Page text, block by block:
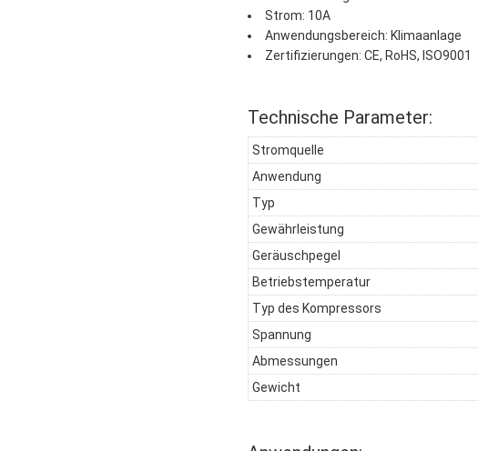
Strom: 10A
Anwendungsbereich: Klimaanlage
Zertifizierungen: CE, RoHS, ISO9001
Technische Parameter:
Stromquelle
Anwendung
Typ
Gewährleistung
Geräuschpegel
Betriebstemperatur
Typ des Kompressors
Spannung
Abmessungen
Gewicht